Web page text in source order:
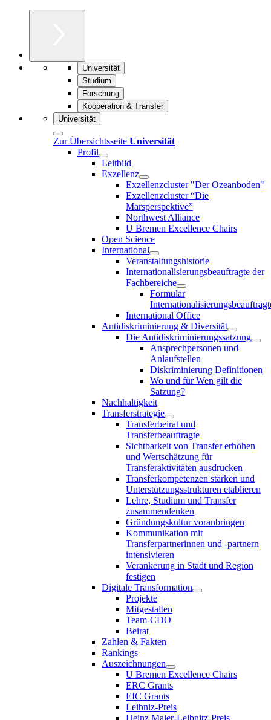
Universität
Studium
Forschung
Kooperation & Transfer
Universität
Zur Übersichtsseite Universität
Profil
Leitbild
Exzellenz
Exzellenzcluster "Der Ozeanboden"
Exzellenzcluster “Die
Marsperspektive”
Northwest Alliance
U Bremen Excellence Chairs
Open Science
International
Veranstaltungshistorie
Internationalisierungsbeauftragte der
Fachbereiche
Formular
International Office
Antidiskriminierung & Diversität
Die Antidiskriminierungssatzung
Ansprechpersonen und
Anlaufstellen
Diskriminierung Definitionen
Wo und für Wen gilt die
Satzung?
Nachhaltigkeit
Transferstrategie
Transferbeirat und
Transferbeauftragte
Sichtbarkeit von Transfer erhöhen
und Wertschätzung für
Transferaktivitäten ausdrücken
Transferkompetenzen stärken und
Unterstützungsstrukturen etablieren
Lehre, Studium und Transfer
zusammendenken
Gründungskultur voranbringen
Kommunikation mit
Transferpartnerinnen und -partnern
intensivieren
Verankerung in Stadt und Region
festigen
Digitale Transformation
Projekte
Mitgestalten
Team-CDO
Beirat
Zahlen & Fakten
Rankings
Auszeichnungen
U Bremen Excellence Chairs
ERC Grants
EIC Grants
Leibniz-Preis
Heinz Maier-Leibnitz-Preis